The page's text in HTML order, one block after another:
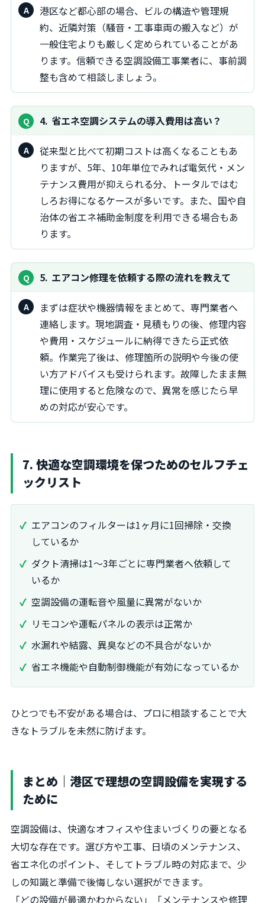
港区など都心部の場合、ビルの構造や管理規
約、近隣対策（騒音・工事車両の搬入など）が
一般住宅よりも厳しく定められていることがあ
ります。信頼できる空調設備工事業者に、事前調
整も含めて相談しましょう。
4 省エネ空調システムの導入費用は高い？
従来型と比べて初期コストは高くなることもあ
りますが、5年、10年単位でみれば電気代・メン
テナンス費用が抑えられる分、トータルではむ
しろお得になるケースが多いです。また、国や自
治体の省エネ補助金制度を利用できる場合もあ
ります。
5 エアコン修理を依頼する際の流れを教えて
まずは症状や機器情報をまとめて、専門業者へ
連絡します。現地調査・見積もりの後、修理内容
や費用・スケジュールに納得できたら正式依
頼。作業完了後は、修理箇所の説明や今後の使
い方アドバイスも受けられます。故障したまま無
理に使用すると危険なので、異常を感じたら早
めの対応が安心です。
7. 快適な空調環境を保つためのセルフチェ
ックリスト
エアコンのフィルターは1ヶ月に1回掃除・交換
しているか
ダクト清掃は1～3年ごとに専門業者へ依頼して
いるか
空調設備の運転音や風量に異常がないか
リモコンや運転パネルの表示は正常か
水漏れや結露、異臭などの不具合がないか
省エネ機能や自動制御機能が有効になっているか
ひとつでも不安がある場合は、プロに相談することで大
きなトラブルを未然に防げます。
まとめ｜港区で理想の空調設備を実現する
ために
空調設備は、快適なオフィスや住まいづくりの要となる
大切な存在です。選び方や工事、日頃のメンテナンス、
省エネ化のポイント、そしてトラブル時の対応まで、少
しの知識と準備で後悔しない選択ができます。
「どの設備が最適かわからない」「メンテナンスや修理